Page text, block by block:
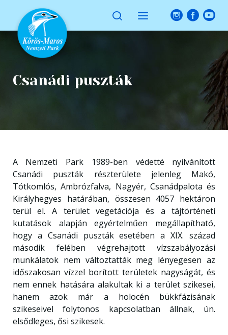
Csanádi puszták
A Nemzeti Park 1989-ben védetté nyilvánított
Csanádi puszták részterülete jelenleg Makó,
Tótkomlós, Ambrózfalva, Nagyér, Csanádpalota és
Királyhegyes határában, összesen 4057 hektáron
terül el. A terület vegetációja és a tájtörténeti
kutatások alapján egyértelműen megállapítható,
hogy a Csanádi puszták esetében a XIX. század
második felében végrehajtott vízszabályozási
munkálatok nem változtatták meg lényegesen az
időszakosan vízzel borított területek nagyságát, és
nem ennek hatására alakultak ki a terület szikesei,
hanem azok már a holocén bükkfázisának
szikeseivel folytonos kapcsolatban állnak, ún.
elsődleges, ősi szikesek.